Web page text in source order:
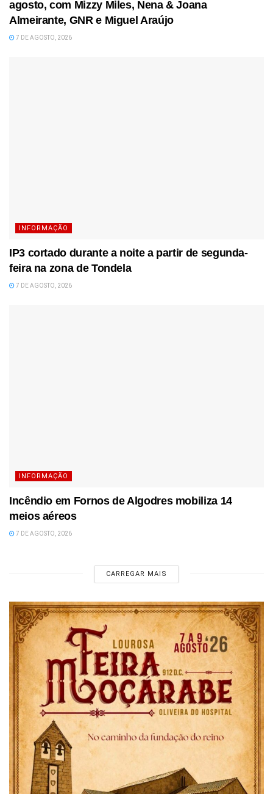
agosto, com Mizzy Miles, Nena & Joana
Almeirante, GNR e Miguel Araújo
7 DE AGOSTO, 2026
INFORMAÇÃO
IP3 cortado durante a noite a partir de segunda-
feira na zona de Tondela
7 DE AGOSTO, 2026
INFORMAÇÃO
Incêndio em Fornos de Algodres mobiliza 14
meios aéreos
7 DE AGOSTO, 2026
CARREGAR MAIS